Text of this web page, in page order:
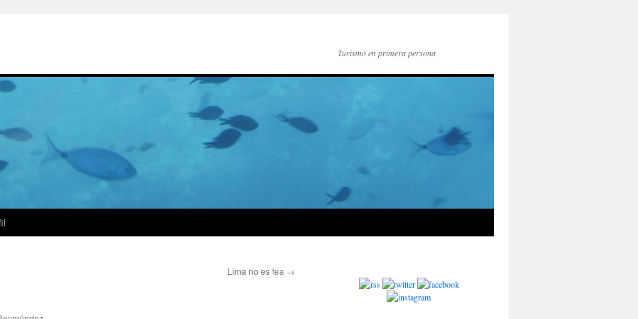
Turismo en primera persona
Lima no es fea →